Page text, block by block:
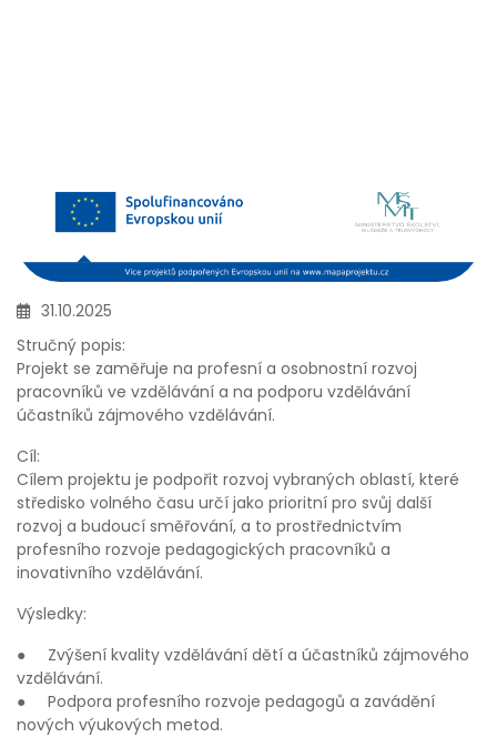
31.10.2025
Stručný popis:
Projekt se zaměřuje na profesní a osobnostní rozvoj
pracovníků ve vzdělávání a na podporu vzdělávání
účastníků zájmového vzdělávání.
Cíl:
Cílem projektu je podpořit rozvoj vybraných oblastí, které
středisko volného času určí jako prioritní pro svůj další
rozvoj a budoucí směřování, a to prostřednictvím
profesního rozvoje pedagogických pracovníků a
inovativního vzdělávání.
Výsledky:
● Zvýšení kvality vzdělávání dětí a účastníků zájmového
vzdělávání.
● Podpora profesního rozvoje pedagogů a zavádění
nových výukových metod.